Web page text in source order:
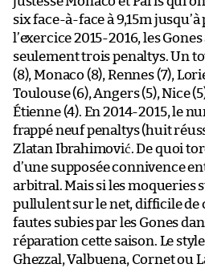
six face-à-face à 9,15m
l’exercice 2015-2016, les
seulement trois penaltys. Un
(8), Monaco (8), Rennes (7),
Toulouse (6), Angers (5), Nice
Étienne (4). En 2014-2015, le
frappé neuf penaltys (huit
Zlatan Ibrahimović. De quoi
d’une supposée connivence
arbitral. Mais si les moqueries
pullulent sur le net, difficile de
fautes subies par les Gones
réparation cette saison. Le
Ghezzal, Valbuena, Cornet ou